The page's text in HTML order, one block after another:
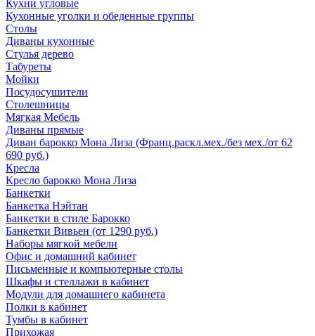
Кухни угловые
Кухонные уголки и обеденные группы
Столы
Диваны кухонные
Стулья дерево
Табуреты
Мойки
Посудосушители
Столешницы
Мягкая Мебель
Диваны прямые
Диван барокко Мона Лиза (Франц.раскл.мех./без мех./от 62
690 руб.)
Кресла
Кресло барокко Мона Лиза
Банкетки
Банкетка Нэйтан
Банкетки в стиле Барокко
Банкетки Вивьен (от 1290 руб.)
Наборы мягкой мебели
Офис и домашний кабинет
Письменные и компьютерные столы
Шкафы и стеллажи в кабинет
Модули для домашнего кабинета
Полки в кабинет
Тумбы в кабинет
Прихожая